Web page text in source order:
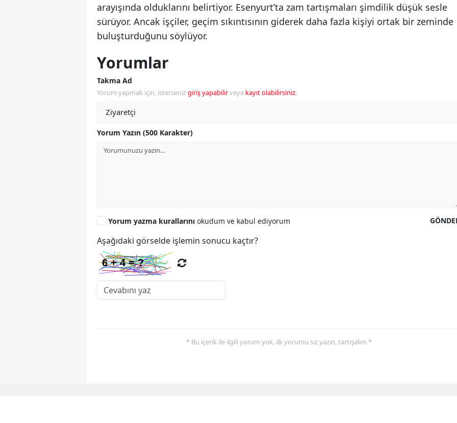
arayışında olduklarını belirtiyor. Esenyurt’ta zam tartışmaları şimdilik düşük sesle
sürüyor. Ancak işçiler, geçim sıkıntısının giderek daha fazla kişiyi ortak bir zeminde
buluşturduğunu söylüyor.
Yorumlar
Takma Ad
Yorum yapmak için, istersenizgiriş yapabilirveya kayıt olabilirsiniz.
Yorum Yazın (500 Karakter)
Yorum yazma kurallarını okudum ve kabul ediyorum
Aşağıdaki görselde işlemin sonucu kaçtır?
* Bu içerik ile ilgili yorum yok, ilk yorumu siz yazın, tartışalım *